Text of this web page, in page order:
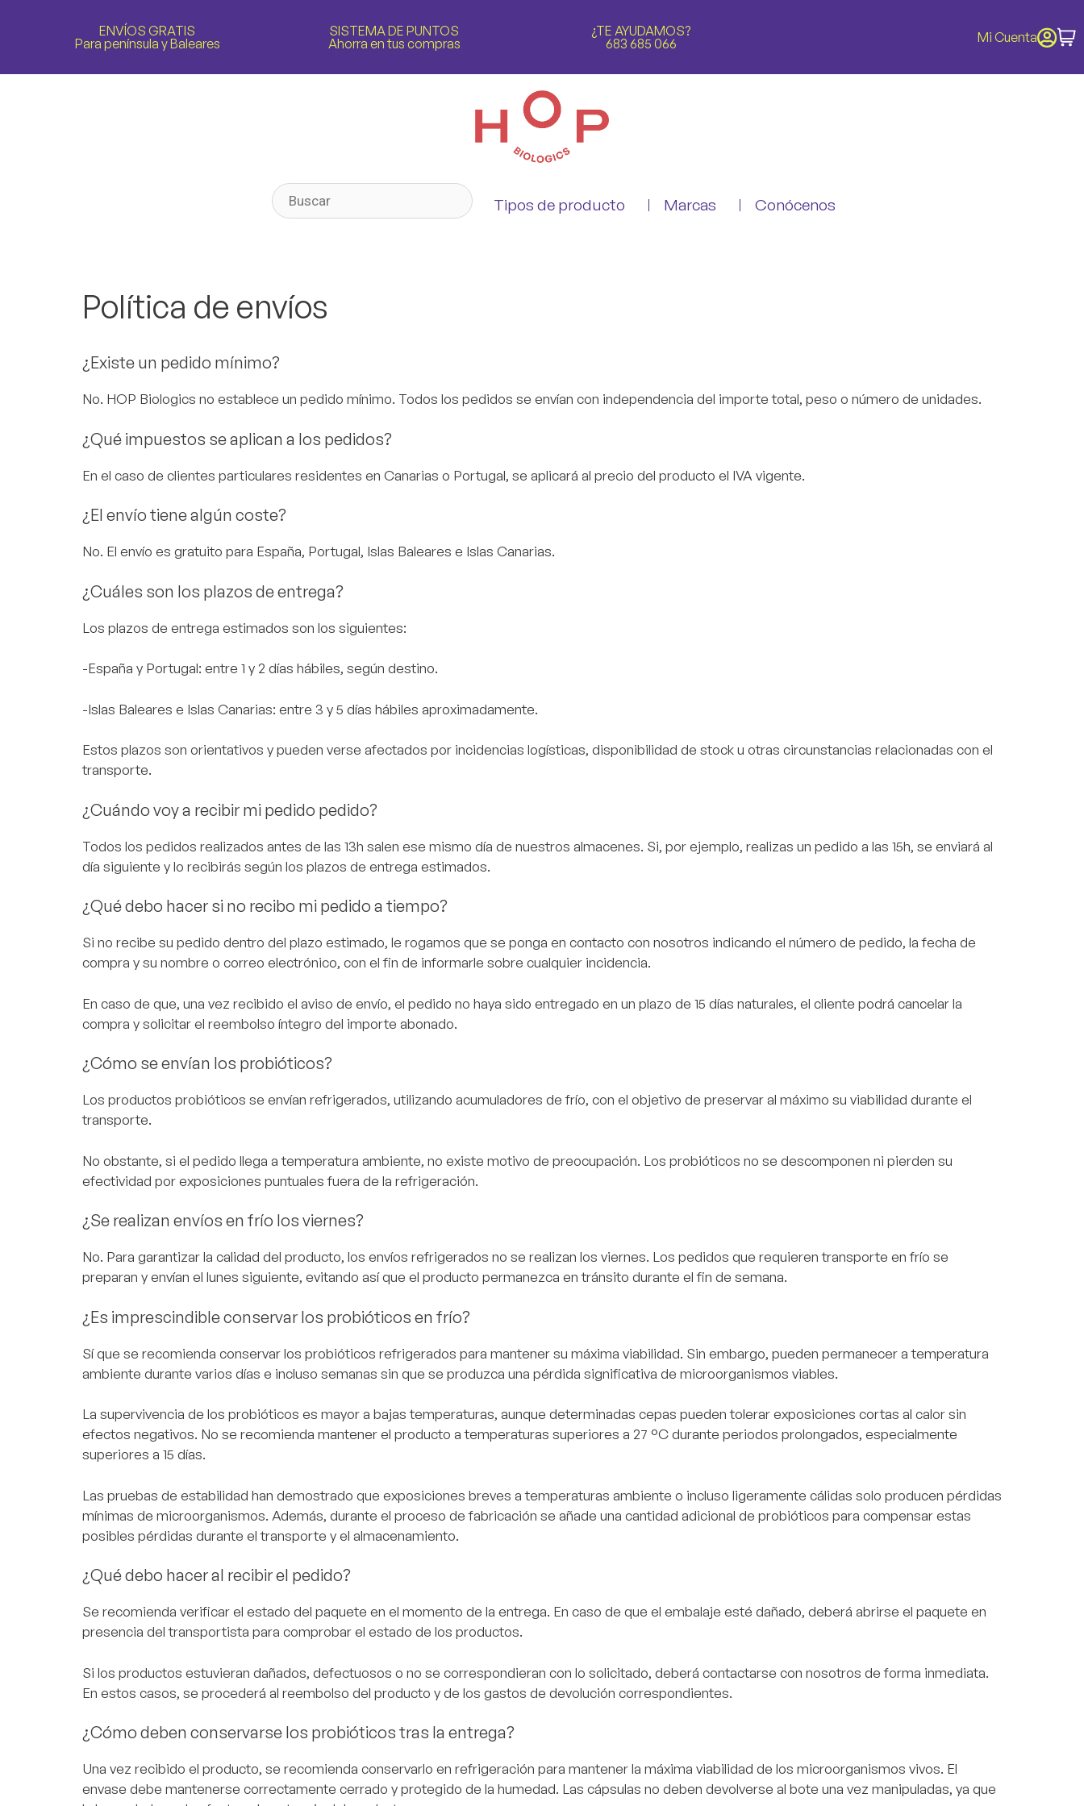
ENVÍOS GRATIS
Para península y Baleares
SISTEMA DE PUNTOS
Ahorra en tus compras
¿TE AYUDAMOS?
683 685 066
Mi Cuenta
Tipos de producto Marcas Conócenos
Política de envíos
¿Existe un pedido mínimo?
No. HOP Biologics no establece un pedido mínimo. Todos los pedidos se envían con independencia del importe total, peso o número de unidades.
¿Qué impuestos se aplican a los pedidos?
En el caso de clientes particulares residentes en Canarias o Portugal, se aplicará al precio del producto el IVA vigente.
¿El envío tiene algún coste?
No. El envío es gratuito para España, Portugal, Islas Baleares e Islas Canarias.
¿Cuáles son los plazos de entrega?
Los plazos de entrega estimados son los siguientes:
-España y Portugal: entre 1 y 2 días hábiles, según destino.
-Islas Baleares e Islas Canarias: entre 3 y 5 días hábiles aproximadamente.
Estos plazos son orientativos y pueden verse afectados por incidencias logísticas, disponibilidad de stock u otras circunstancias relacionadas con el
transporte.
¿Cuándo voy a recibir mi pedido pedido?
Todos los pedidos realizados antes de las 13h salen ese mismo día de nuestros almacenes. Si, por ejemplo, realizas un pedido a las 15h, se enviará al
día siguiente y lo recibirás según los plazos de entrega estimados.
¿Qué debo hacer si no recibo mi pedido a tiempo?
Si no recibe su pedido dentro del plazo estimado, le rogamos que se ponga en contacto con nosotros indicando el número de pedido, la fecha de
compra y su nombre o correo electrónico, con el fin de informarle sobre cualquier incidencia.
En caso de que, una vez recibido el aviso de envío, el pedido no haya sido entregado en un plazo de 15 días naturales, el cliente podrá cancelar la
compra y solicitar el reembolso íntegro del importe abonado.
¿Cómo se envían los probióticos?
Los productos probióticos se envían refrigerados, utilizando acumuladores de frío, con el objetivo de preservar al máximo su viabilidad durante el
transporte.
No obstante, si el pedido llega a temperatura ambiente, no existe motivo de preocupación. Los probióticos no se descomponen ni pierden su
efectividad por exposiciones puntuales fuera de la refrigeración.
¿Se realizan envíos en frío los viernes?
No. Para garantizar la calidad del producto, los envíos refrigerados no se realizan los viernes. Los pedidos que requieren transporte en frío se
preparan y envían el lunes siguiente, evitando así que el producto permanezca en tránsito durante el fin de semana.
¿Es imprescindible conservar los probióticos en frío?
Sí que se recomienda conservar los probióticos refrigerados para mantener su máxima viabilidad. Sin embargo, pueden permanecer a temperatura
ambiente durante varios días e incluso semanas sin que se produzca una pérdida significativa de microorganismos viables.
La supervivencia de los probióticos es mayor a bajas temperaturas, aunque determinadas cepas pueden tolerar exposiciones cortas al calor sin
efectos negativos. No se recomienda mantener el producto a temperaturas superiores a 27 °C durante periodos prolongados, especialmente
superiores a 15 días.
Las pruebas de estabilidad han demostrado que exposiciones breves a temperaturas ambiente o incluso ligeramente cálidas solo producen pérdidas
mínimas de microorganismos. Además, durante el proceso de fabricación se añade una cantidad adicional de probióticos para compensar estas
posibles pérdidas durante el transporte y el almacenamiento.
¿Qué debo hacer al recibir el pedido?
Se recomienda verificar el estado del paquete en el momento de la entrega. En caso de que el embalaje esté dañado, deberá abrirse el paquete en
presencia del transportista para comprobar el estado de los productos.
Si los productos estuvieran dañados, defectuosos o no se correspondieran con lo solicitado, deberá contactarse con nosotros de forma inmediata.
En estos casos, se procederá al reembolso del producto y de los gastos de devolución correspondientes.
¿Cómo deben conservarse los probióticos tras la entrega?
Una vez recibido el producto, se recomienda conservarlo en refrigeración para mantener la máxima viabilidad de los microorganismos vivos. El
envase debe mantenerse correctamente cerrado y protegido de la humedad. Las cápsulas no deben devolverse al bote una vez manipuladas, ya que